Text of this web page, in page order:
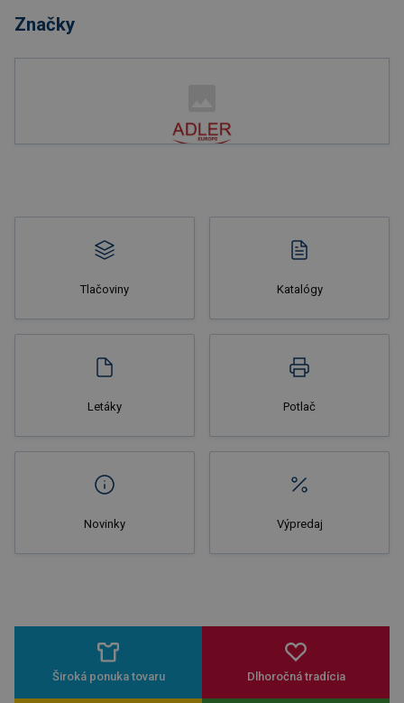
Značky
Tlačoviny Katalógy
Letáky Potlač
Novinky Výpredaj
Široká ponuka tovaru Dlhoročná tradícia